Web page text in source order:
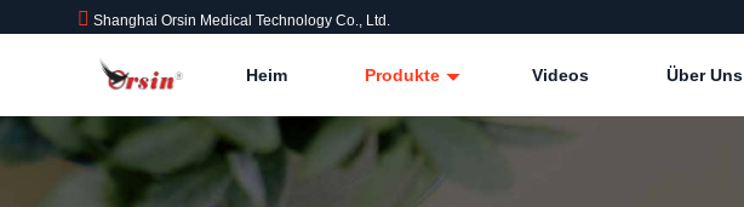
Shanghai Orsin Medical Technology Co., Ltd.
Heim Produkte Videos Über Uns